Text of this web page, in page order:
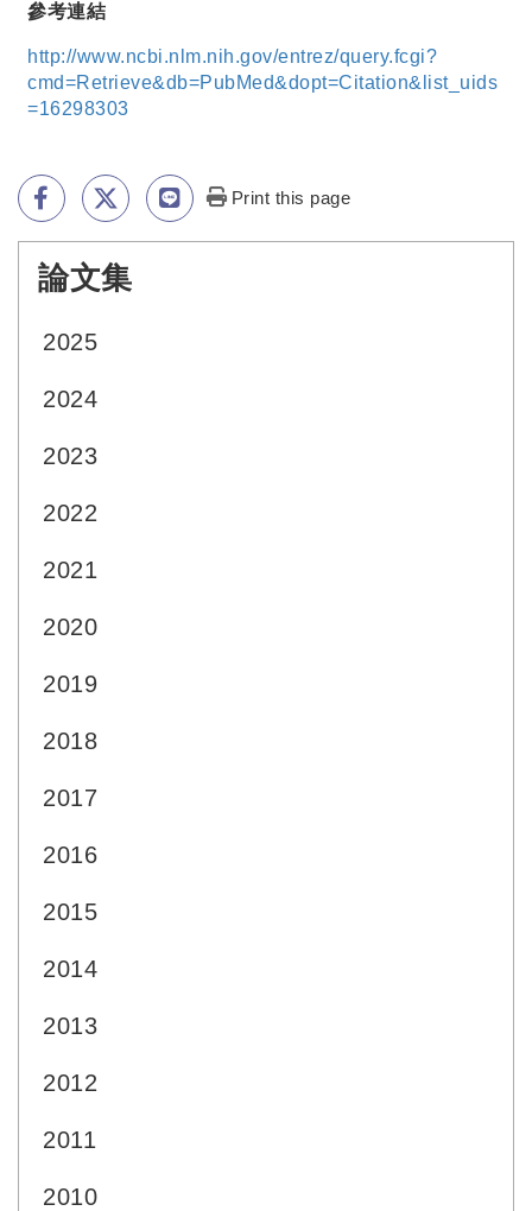
參考連結
http://www.ncbi.nlm.nih.gov/entrez/query.fcgi?
cmd=Retrieve&db=PubMed&dopt=Citation&list_uids
=16298303
Print this page
論文集
2025
2024
2023
2022
2021
2020
2019
2018
2017
2016
2015
2014
2013
2012
2011
2010